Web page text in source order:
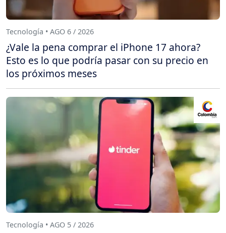
Tecnología • AGO 6 / 2026
¿Vale la pena comprar el iPhone 17 ahora?
Esto es lo que podría pasar con su precio en
los próximos meses
Tecnología • AGO 5 / 2026